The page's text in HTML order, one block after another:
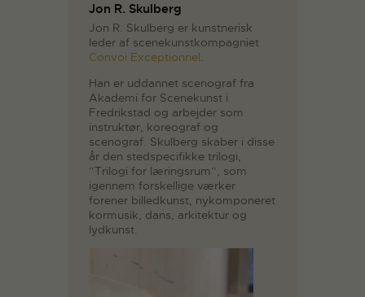
Jon R. Skulberg
Jon R. Skulberg er kunstnerisk
leder af scenekunstkompagniet
Convoi Exceptionnel.
Han er uddannet scenograf fra
Akademi for Scenekunst i
Fredrikstad og arbejder som
instruktør, koreograf og
scenograf. Skulberg skaber i disse
år den stedspecifikke trilogi,
”Trilogi for læringsrum”, som
igennem forskellige værker
forener billedkunst, nykomponeret
kormusik, dans, arkitektur og
lydkunst.